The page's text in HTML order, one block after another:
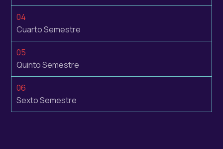
04
Cuarto Semestre
05
Quinto Semestre
06
Sexto Semestre